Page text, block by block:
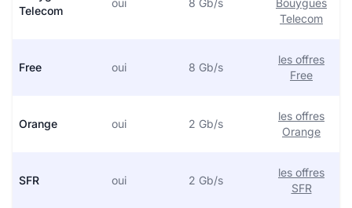
Telecom
oui 8 Gb/s
Bouygues
Telecom
Free oui 8 Gb/s
les offres
Free
Orange oui 2 Gb/s
les offres
Orange
SFR oui 2 Gb/s
les offres
SFR